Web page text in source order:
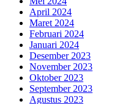
April 2024
Maret 2024
Februari 2024
Januari 2024
Desember 2023
November 2023
Oktober 2023
September 2023
Agustus 2023